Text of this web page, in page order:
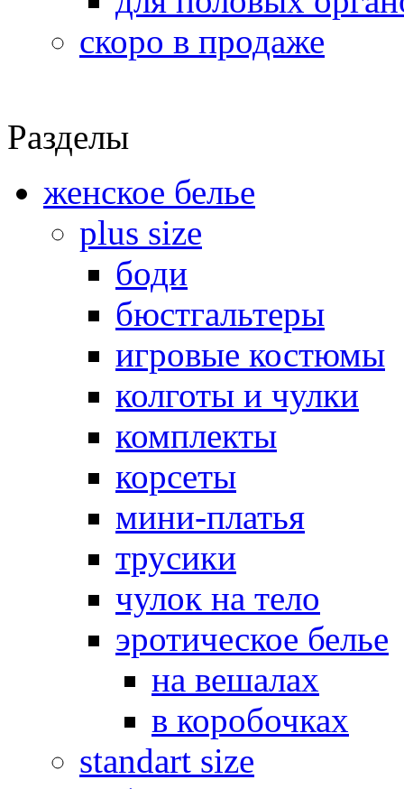
скоро в продаже
Разделы
женское белье
plus size
боди
бюстгальтеры
игровые костюмы
колготы и чулки
комплекты
корсеты
мини-платья
трусики
чулок на тело
эротическое белье
на вешалах
в коробочках
standart size